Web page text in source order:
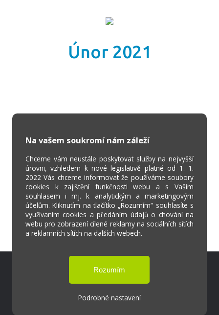
Únor 2021
Na vašem soukromí nám záleží
Chceme vám neustále poskytovat služby na nejvyšší
úrovni, vzhledem k nové legislativě platné od 1. 1.
2022 Vás chceme informovat že používáme soubory
cookies k zajištění funkčnosti webu a s Vaším
souhlasem i mj. k analytickým a marketingovým
účelům. Kliknutím na tlačítko „Rozumím“ souhlasíte s
využívaním cookies a předáním údajů o chování na
webu pro zobrazení cílené reklamy na sociálních sítích
a reklamních sítích na dalších webech.
Podrobné nastavení
Škola Online
Strava.cz